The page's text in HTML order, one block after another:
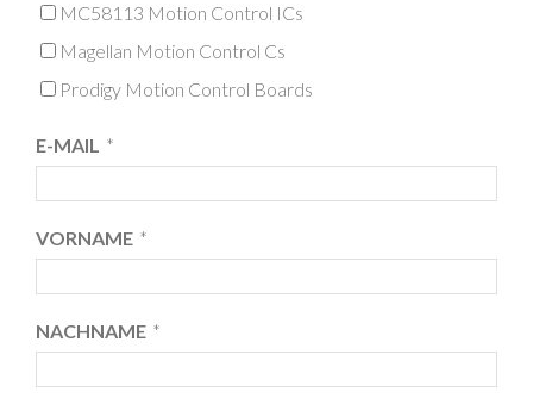
MC58113 Motion Control ICs
Magellan Motion Control Cs
Prodigy Motion Control Boards
E-MAIL *
VORNAME *
NACHNAME *